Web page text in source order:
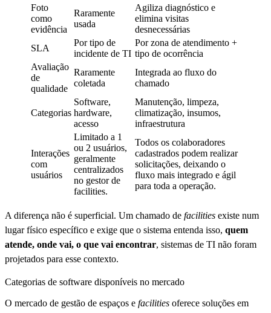
Foto
como
evidência
Raramente
usada
Agiliza diagnóstico e
elimina visitas
desnecessárias
SLA
Por tipo de
incidente de TI
Por zona de atendimento +
tipo de ocorrência
Avaliação
de
qualidade
Raramente
coletada
Integrada ao fluxo do
chamado
Categorias
Software,
hardware,
acesso
Manutenção, limpeza,
climatização, insumos,
infraestrutura
Interações
com
usuários
Limitado a 1
ou 2 usuários,
geralmente
centralizados
no gestor de
facilities.
Todos os colaboradores
cadastrados podem realizar
solicitações, deixando o
fluxo mais integrado e ágil
para toda a operação.
A diferença não é superficial. Um chamado de facilities existe num
lugar físico específico e exige que o sistema entenda isso, quem
atende, onde vai, o que vai encontrar, sistemas de TI não foram
projetados para esse contexto.
Categorias de software disponíveis no mercado
O mercado de gestão de espaços e facilities oferece soluções em